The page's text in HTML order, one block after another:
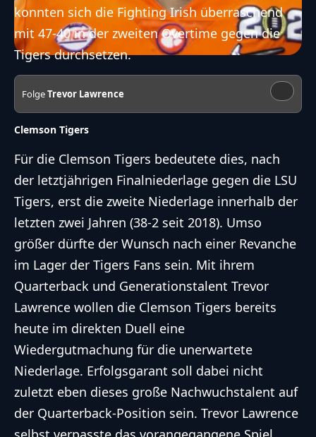
konnten sich die Fighting Irish überraschend
mit 47-40 in der zweiten Overtime gegen die
Tigers durchsetzen.
FolgeTrevor Lawrence
Clemson Tigers
Für die Clemson Tigers bedeutete dies, nach
der letztjährigen Finalniederlage gegen die LSU
Tigers, erst die zweite Niederlage innerhalb der
letzten zwei Jahren (38-2 seit 2018). Umso
größer dürfte der Wunsch nach einer Revanche
im Lager der Tigers Fans sein. Mit ihrem
Quarterback und Generationstalent Trevor
Lawrence wollen die Clemson Tigers bereits
heute im direkten Duell eine
Wiedergutmachung für die unerwartete
Niederlage. Erfolgsgarant soll dabei nicht
zuletzt eben dieses große Nachwuchstalent auf
der Quarterback-Position sein. Trevor Lawrence